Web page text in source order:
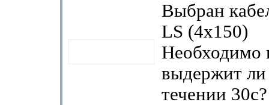
Выбран
LS (4х150)
Необходимо
выдержит
течении 30с?